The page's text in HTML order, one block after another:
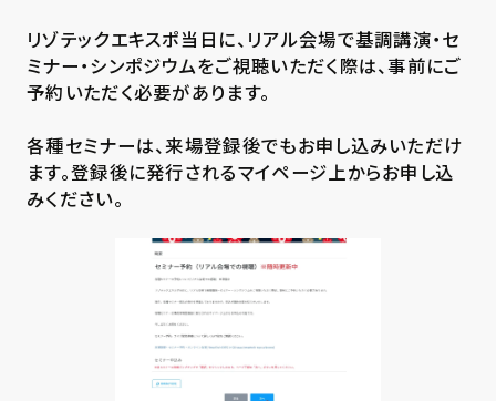
リゾテックエキスポ当日に、リアル会場で基調講演・セ
ミナー・シンポジウムをご視聴いただく際は、事前にご
予約いただく必要があります。
各種セミナーは、来場登録後でもお申し込みいただけ
ます。登録後に発行されるマイページ上からお申し込
みください。